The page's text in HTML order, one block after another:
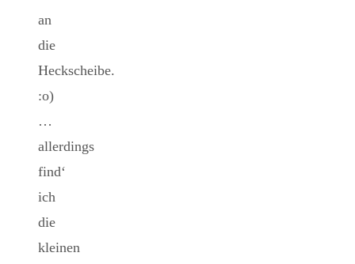
an
die
Heckscheibe.
:o)
…
allerdings
find‘
ich
die
kleinen